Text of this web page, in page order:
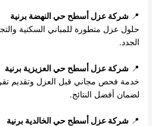
📍شركة عزل أسطح حي النهضة برنية
حلول عزل متطورة للمباني السكنية
الجدد.
📍شركة عزل أسطح حي العزيزية برنية
خدمة فحص مجاني قبل العزل وتقديم
لضمان أفضل النتائج.
📍شركة عزل أسطح حي الخالدية برنية